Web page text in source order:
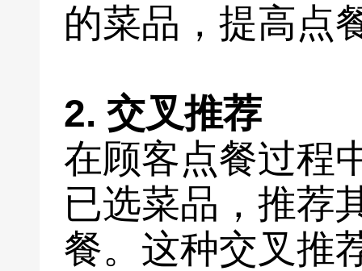
的菜品，提高点
2. 交叉推荐
在顾客点餐过程
已选菜品，推荐
餐。这种交叉推